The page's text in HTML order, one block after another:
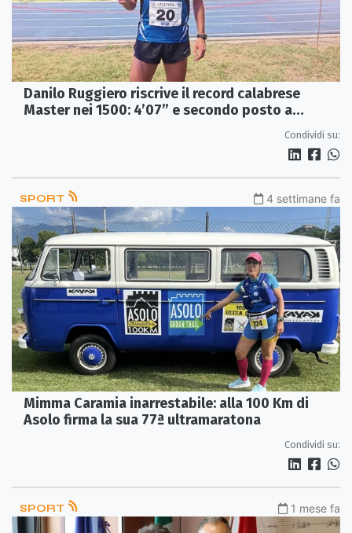
Danilo Ruggiero riscrive il record calabrese
Master nei 1500: 4’07” e secondo posto a
Condividi su:
SPORT 4 settimane fa
Mimma Caramia inarrestabile: alla 100 Km di
Asolo firma la sua 77ª ultramaratona
Condividi su:
SPORT 1 mese fa